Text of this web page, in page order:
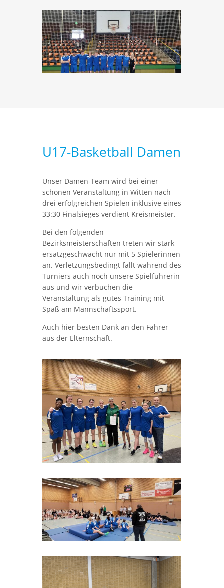
U17-Basketball Damen
Unser Damen-Team wird bei einer
schönen Veranstaltung in Witten nach
drei erfolgreichen Spielen inklusive eines
33:30 Finalsieges verdient Kreismeister.
Bei den folgenden
Bezirksmeisterschaften treten wir stark
ersatzgeschwächt nur mit 5 Spielerinnen
an. Verletzungsbedingt fällt während des
Turniers auch noch unsere Spielführerin
aus und wir verbuchen die
Veranstaltung als gutes Training mit
Spaß am Mannschaftssport.
Auch hier besten Dank an den Fahrer
aus der Elternschaft.